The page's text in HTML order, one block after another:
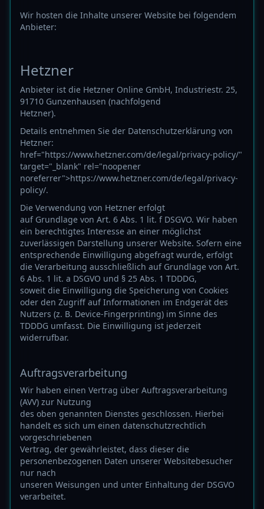
Wir hosten die Inhalte unserer Website bei folgendem
Anbieter:
Hetzner
Anbieter ist die Hetzner Online GmbH, Industriestr. 25,
91710 Gunzenhausen (nachfolgend
Hetzner).
Details entnehmen Sie der Datenschutzerklärung von
Hetzner:
href="https://www.hetzner.com/de/legal/privacy-policy/"
target="_blank" rel="noopener
noreferrer">https://www.hetzner.com/de/legal/privacy-
policy/.
Die Verwendung von Hetzner erfolgt
auf Grundlage von Art. 6 Abs. 1 lit. f DSGVO. Wir haben
ein berechtigtes Interesse an einer möglichst
zuverlässigen Darstellung unserer Website. Sofern eine
entsprechende Einwilligung abgefragt wurde, erfolgt
die Verarbeitung ausschließlich auf Grundlage von Art.
6 Abs. 1 lit. a DSGVO und § 25 Abs. 1 TDDDG,
soweit die Einwilligung die Speicherung von Cookies
oder den Zugriff auf Informationen im Endgerät des
Nutzers (z. B. Device-Fingerprinting) im Sinne des
TDDDG umfasst. Die Einwilligung ist jederzeit
widerrufbar.
Auftragsverarbeitung
Wir haben einen Vertrag über Auftragsverarbeitung
(AVV) zur Nutzung
des oben genannten Dienstes geschlossen. Hierbei
handelt es sich um einen datenschutzrechtlich
vorgeschriebenen
Vertrag, der gewährleistet, dass dieser die
personenbezogenen Daten unserer Websitebesucher
nur nach
unseren Weisungen und unter Einhaltung der DSGVO
verarbeitet.